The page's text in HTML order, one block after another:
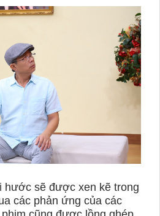
hước sẽ được xen kẽ trong
các phản ứng của các